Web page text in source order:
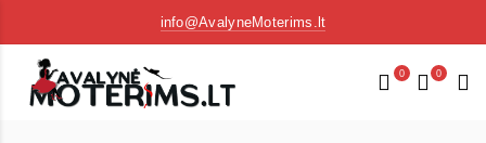
info@AvalyneMoterims.lt
0 0